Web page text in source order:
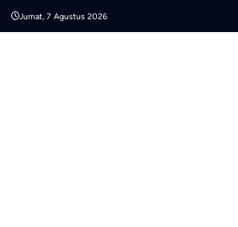
Jumat, 7 Agustus 2026